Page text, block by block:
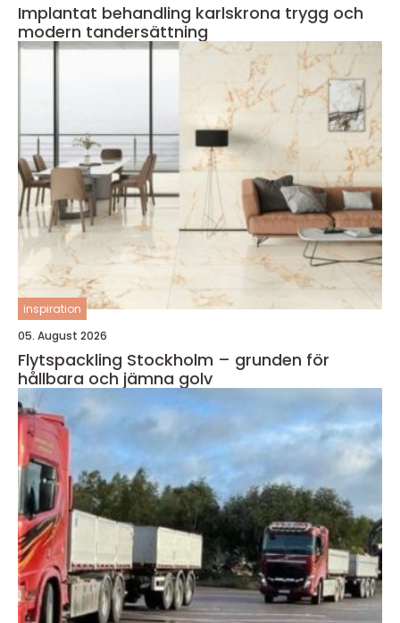
Implantat behandling karlskrona trygg och
modern tandersättning
inspiration
05. August 2026
Flytspackling Stockholm – grunden för
hållbara och jämna golv